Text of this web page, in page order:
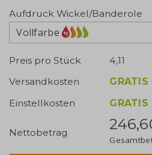
Aufdruck Wickel/Banderole
Vollfarbe
Preis pro Stück
4,11
Versandkosten
GRATIS
Einstellkosten
GRATIS
Nettobetrag